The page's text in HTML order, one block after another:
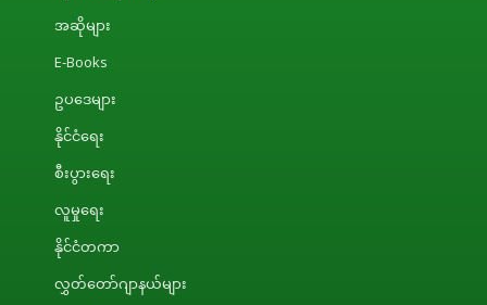
အဆိုများ
E-Books
ဥပဒေများ
နိုင်ငံရေး
စီးပွားရေး
လူမှုရေး
နိုင်ငံတကာ
လွှတ်တော်ဂျာနယ်များ